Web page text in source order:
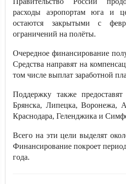
расходы аэропортам юга и
остаются закрытыми с
ограничений на полёты.
Очередное финансирование
Средства направят на
том числе выплат заработной
Поддержку также предоставят
Брянска, Липецка, Воронежа,
Краснодара, Геленджика и
Всего на эти цели выделят
Финансирование покроет
года.